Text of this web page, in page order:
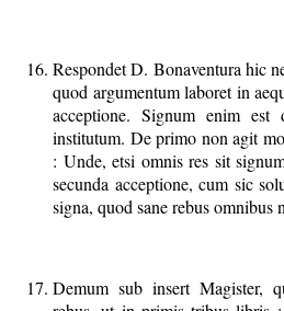
Respondet D. Bonaventura hic
quod argumentum laboret in
acceptione. Signum enim est
institutum. De primo non agit
: Unde, etsi omnis res sit
secunda acceptione, cum sic
signa, quod sane rebus omnibus
Demum sub insert Magister,